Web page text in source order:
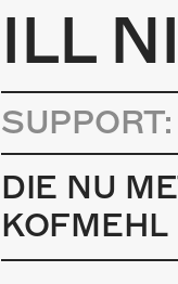
ILL
DIE NU
KOFMEHL